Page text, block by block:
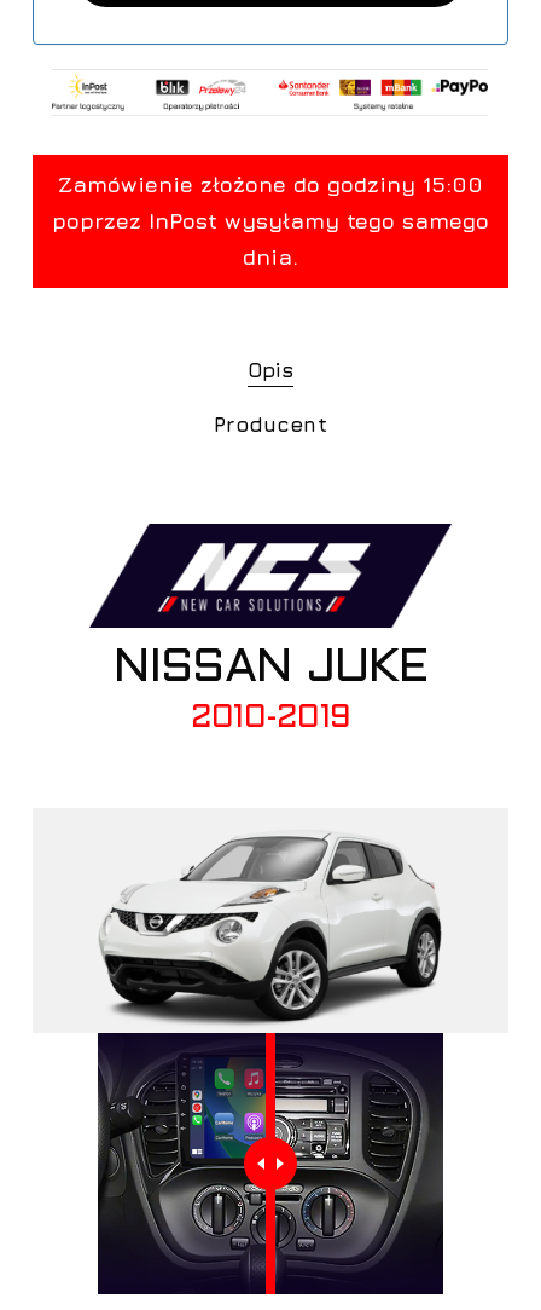
Opis
Producent
NISSAN JUKE
2010-2019